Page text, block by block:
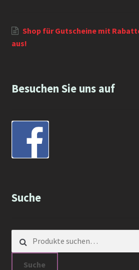
Shop für Gutscheine mit
aus!
Besuchen Sie uns auf
Suche
Suche